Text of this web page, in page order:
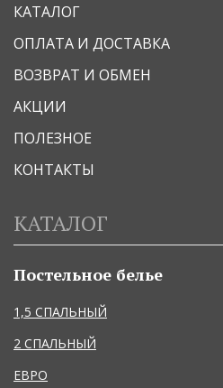
КАТАЛОГ
ОПЛАТА И ДОСТАВКА
ВОЗВРАТ И ОБМЕН
АКЦИИ
ПОЛЕЗНОЕ
КОНТАКТЫ
КАТАЛОГ
Постельное белье
1,5 СПАЛЬНЫЙ
2 СПАЛЬНЫЙ
ЕВРО